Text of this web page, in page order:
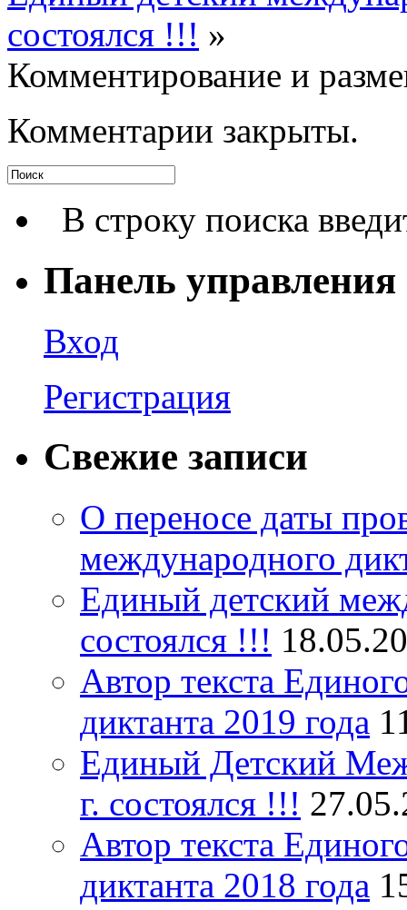
состоялся !!! »
Комментирование и
Комментарии закрыты.
В строку поиска
Панель управления
Вход
Регистрация
Свежие записи
О переносе даты
международного
Единый детский
состоялся !!!
Автор текста
диктанта 2019 года
Единый Детский
г. состоялся !!!
Автор текста
диктанта 2018 года